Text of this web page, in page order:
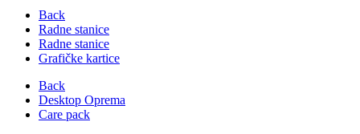
Back
Radne stanice
Radne stanice
Grafičke kartice
Back
Desktop Oprema
Care pack